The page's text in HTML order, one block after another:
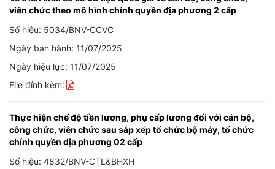
viên chức theo mô hình chính quyền địa phương 2 cấp
Số hiệu: 5034/BNV-CCVC
Ngày ban hành: 11/07/2025
Ngày hiệu lực: 11/07/2025
File đính kèm:
Thực hiện chế độ tiền lương, phụ cấp lương đối với cán bộ,
công chức, viên chức sau sắp xếp tổ chức bộ máy, tổ chức
chính quyền địa phương 02 cấp
Số hiệu: 4832/BNV-CTL&BHXH